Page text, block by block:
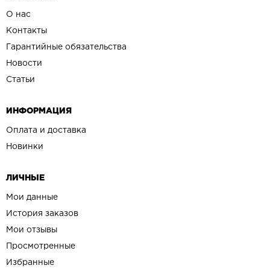
О нас
Контакты
Гарантийные обязательства
Новости
Статьи
ИНФОРМАЦИЯ
Оплата и доставка
Новинки
ЛИЧНЫЕ
Мои данные
История заказов
Мои отзывы
Просмотренные
Избранные